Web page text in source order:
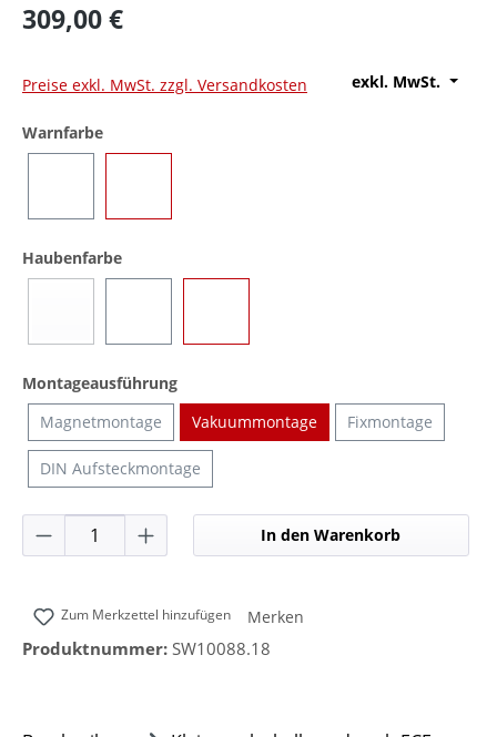
309,00 €
exkl. MwSt.
Preise exkl. MwSt. zzgl. Versandkosten
Warnfarbeauswählen
Haubenfarbeauswählen
Montageausführungauswählen
Magnetmontage
Vakuummontage Fixmontage
DIN Aufsteckmontage
Produkt Anzahl: Gib den gewünschten
In den Warenkorb
Zum Merkzettel hinzufügen Merken
Produktnummer: SW10088.18